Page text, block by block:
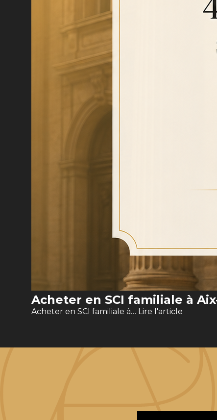
Acheter en SCI familiale à
Acheter en SCI familiale à… Lire l'article